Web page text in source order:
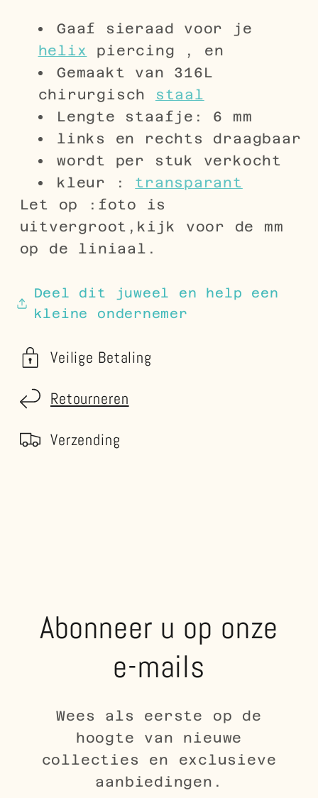
Gaaf sieraad voor je
helix
piercing , en
Gemaakt van 316L
chirurgisch staal
Lengte staafje: 6 mm
links en rechts draagbaar
wordt per stuk verkocht
kleur : transparant
Let op :foto is
uitvergroot,kijk voor de mm
op de liniaal.
Deel dit juweel en help een
kleine ondernemer
Veilige Betaling
Retourneren
Verzending
Abonneer u op onze
e-mails
Wees als eerste op de
hoogte van nieuwe
collecties en exclusieve
aanbiedingen.